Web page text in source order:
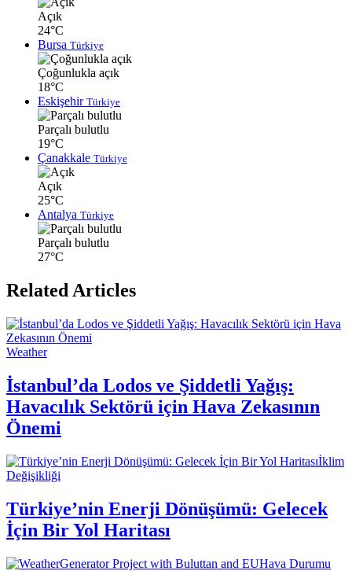
Açık
24°C
Bursa Türkiye
Çoğunlukla açık
18°C
Eskişehir Türkiye
Parçalı bulutlu
19°C
Çanakkale Türkiye
Açık
25°C
Antalya Türkiye
Parçalı bulutlu
27°C
Related Articles
Weather
İstanbul’da Lodos ve Şiddetli Yağış:
Havacılık Sektörü için Hava Zekasının
Önemi
İklim
Değişikliği
Türkiye’nin Enerji Dönüşümü: Gelecek
İçin Bir Yol Haritası
Hava Durumu